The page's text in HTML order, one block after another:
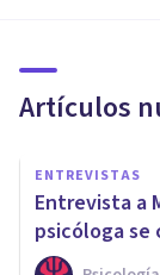
Artículos
ENTREVISTAS
Entrevista a
psicóloga